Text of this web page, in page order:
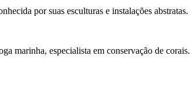
por suas esculturas e instalações abstratas.
marinha, especialista em conservação de corais.